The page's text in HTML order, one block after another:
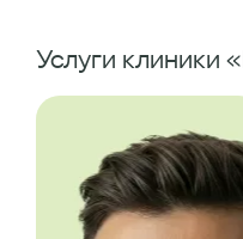
Услуги клиники